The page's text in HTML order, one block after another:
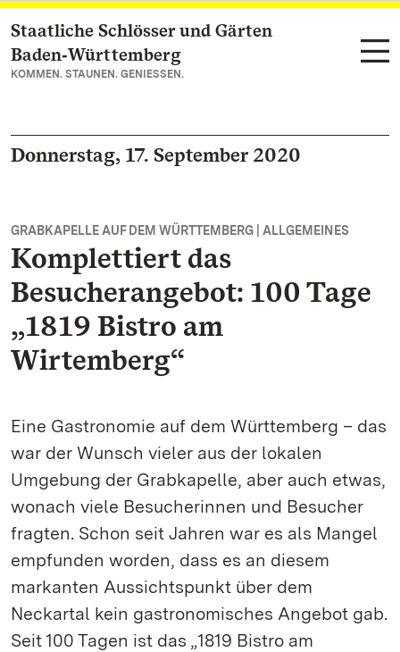
Zum Hauptinhalt springen
Staatliche Schlösser und Gärten
Baden‑Württemberg
KOMMEN. STAUNEN. GENIESSEN.
Donnerstag, 17. September 2020
GRABKAPELLE AUF DEM WÜRTTEMBERG | ALLGEMEINES
Komplettiert das
Besucherangebot: 100 Tage
„1819 Bistro am
Wirtemberg“
Eine Gastronomie auf dem Württemberg – das
war der Wunsch vieler aus der lokalen
Umgebung der Grabkapelle, aber auch etwas,
wonach viele Besucherinnen und Besucher
fragten. Schon seit Jahren war es als Mangel
empfunden worden, dass es an diesem
markanten Aussichtspunkt über dem
Neckartal kein gastronomisches Angebot gab.
Seit 100 Tagen ist das „1819 Bistro am